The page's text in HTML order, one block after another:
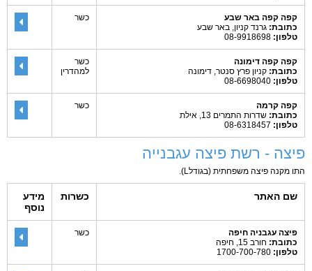
קפה קפה באר שבע
כתובת: גרנד קניון, באר שבע
טלפון:
כשר
קפה קפה דימונה
כתובת: קניון פרץ סנטר, דימונה
טלפון:
כשר
למהדרין
קפה קרמה
כתובת: שדרות התמרים 13, אילת
טלפון:
כשר
פיצה - רשת פיצה עגבנייה
התו מקנה פיצה משפחתית (בגודלL).
שם האתר כשרות
מידע
נוסף
פיצה עגבניה חיפה
כתובת: חורב 15, חיפה
טלפון:
כשר